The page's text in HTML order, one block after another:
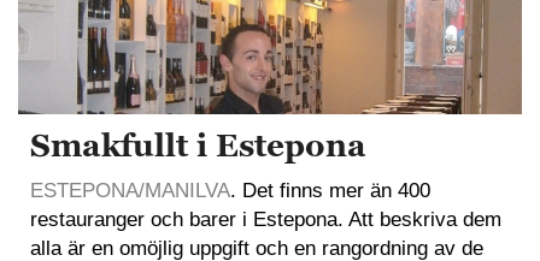
Smakfullt i Estepona
ESTEPONA/MANILVA. Det finns mer än 400
restauranger och barer i Estepona. Att beskriva dem
alla är en omöjlig uppgift och en rangordning av de